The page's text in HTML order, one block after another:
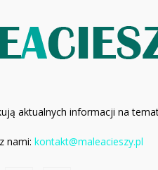
aktualnych informacji na
nami: kontakt@maleacieszy.pl